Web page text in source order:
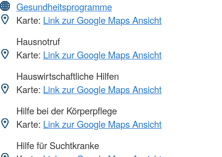
Gesundheitsprogramme
Karte: Link zur Google Maps Ansicht
Hausnotruf
Karte: Link zur Google Maps Ansicht
Hauswirtschaftliche Hilfen
Karte: Link zur Google Maps Ansicht
Hilfe bei der Körperpflege
Karte: Link zur Google Maps Ansicht
Hilfe für Suchtkranke